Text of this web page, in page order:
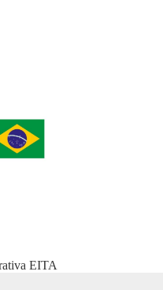
EITA